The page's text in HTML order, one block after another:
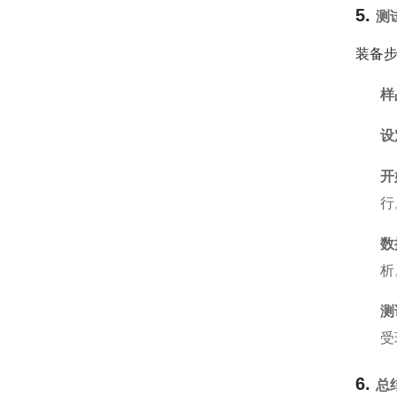
5. 测
装备
样
设
开
行
析
测
6. 总